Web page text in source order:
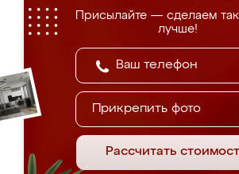
Присылайте — сделаем
лучше!
Прикрепить фото
Рассчитать